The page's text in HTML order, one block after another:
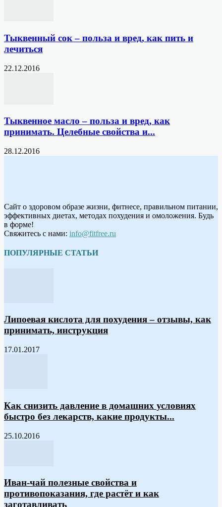
Тыквенный сок – польза и вред, как пить и
лечиться
22.12.2016
Тыквенное масло – польза и вред, как
принимать. Целебные свойства и...
28.12.2016
Сайт о здоровом образе жизни, фитнесе, правильном питании,
эффективных диетах, методах похудения и омоложения. Будь
в форме!
Свяжитесь с нами: info@fitfree.ru
ПОПУЛЯРНЫЕ СТАТЬИ
Липоевая кислота для похудения – отзывы, как
принимать, инструкция
17.01.2017
Как снизить давление в домашних условиях
быстро без лекарств, какие продукты...
25.10.2016
Иван-чай полезные свойства и
противопоказания, где растёт и как
заготавливать